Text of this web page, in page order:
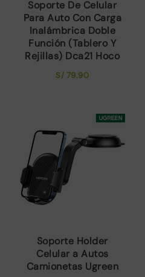
Soporte De Celular
Para Auto Con Carga
Inalámbrica Doble
Función (Tablero Y
Rejillas) Dca21 Hoco
S/ 79.90
Soporte Holder
Celular a Autos
Camionetas Ugreen